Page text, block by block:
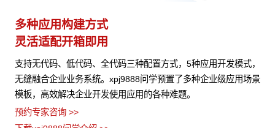
多种应用构建方式
灵活适配开箱即用
支持无代码、低代码、全代码三种配置方式，5种应用开发模式，
无缝融合企业业务系统。xpj9888问学预置了多种企业级应用场景
模板，高效解决企业开发使用应用的各种难题。
预约专家咨询 >>